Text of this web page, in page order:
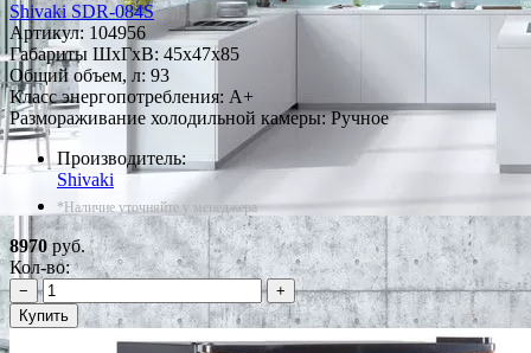
Shivaki SDR-084S
Артикул: 104956
Габариты ШxГxВ: 45x47x85
Общий объем, л: 93
Класс энергопотребления: A+
Размораживание холодильной камеры: Ручное
Производитель:
Shivaki
*Наличие уточняйте у менеджера
8970руб.
Кол-во:
−
+
Купить